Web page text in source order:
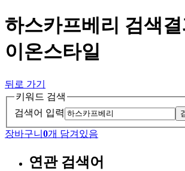
하스카프베리 검색
이온스타일
뒤로 가기
키워드 검색
검색어 입력
장바구니 0개 담겨있음
연관 검색어